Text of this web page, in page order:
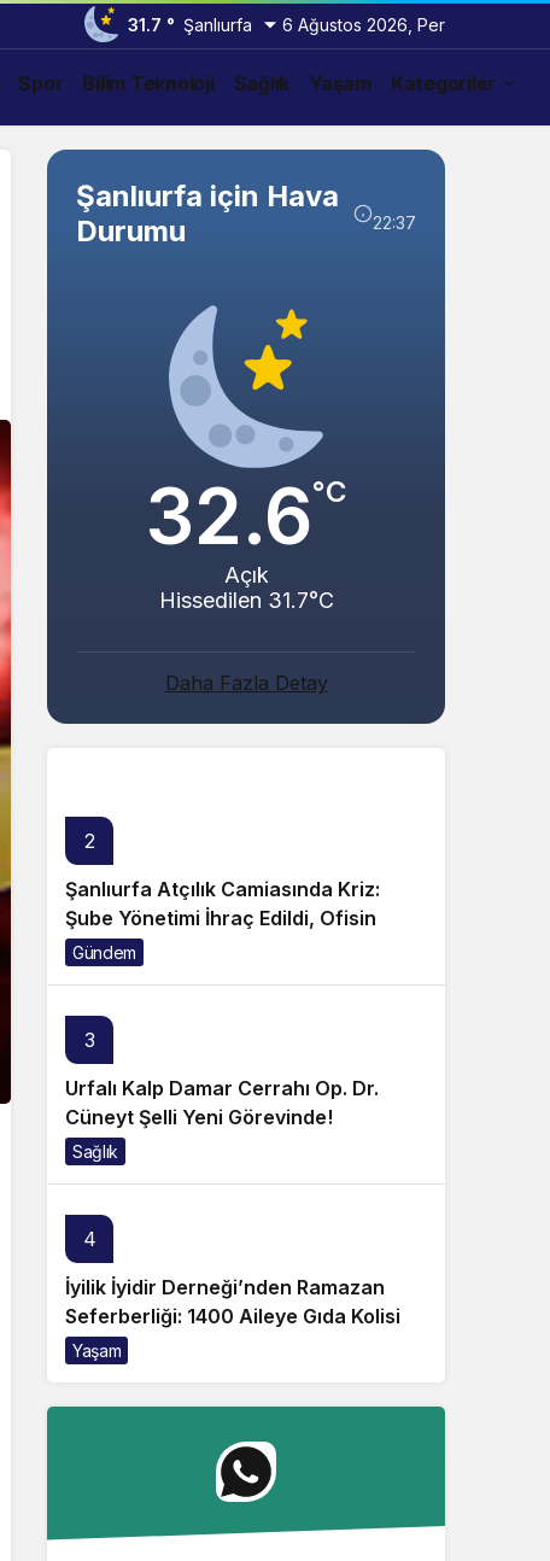
31.7 ° Şanlıurfa 6 Ağustos 2026, Per
Spor Bilim Teknoloji Sağlık Yaşam Kategoriler
Şanlıurfa için Hava
Durumu
22:37
32.6°C
Açık
Hissedilen 31.7°C
Daha Fazla Detay
Abacı ve Abul Ailelerinin Mutlu Günü!
2
Şanlıurfa Atçılık Camiasında Kriz:
Şube Yönetimi İhraç Edildi, Ofisin
Taşınmasına Tepki Büyüyor!
Gündem
3
Urfalı Kalp Damar Cerrahı Op. Dr.
Cüneyt Şelli Yeni Görevinde!
Sağlık
4
İyilik İyidir Derneği’nden Ramazan
Seferberliği: 1400 Aileye Gıda Kolisi
Yaşam